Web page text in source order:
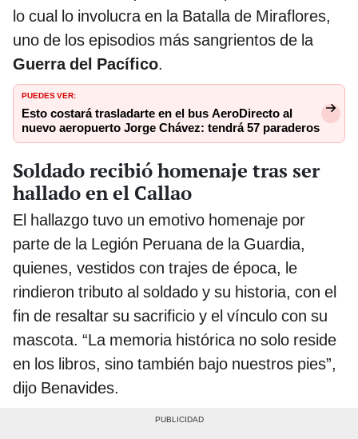
lo cual lo involucra en la Batalla de Miraflores,
uno de los episodios más sangrientos de la
Guerra del Pacífico.
PUEDES VER:
Esto costará trasladarte en el bus AeroDirecto al
nuevo aeropuerto Jorge Chávez: tendrá 57 paraderos
Soldado recibió homenaje tras ser
hallado en el Callao
El hallazgo tuvo un emotivo homenaje por
parte de la Legión Peruana de la Guardia,
quienes, vestidos con trajes de época, le
rindieron tributo al soldado y su historia, con el
fin de resaltar su sacrificio y el vínculo con su
mascota. “La memoria histórica no solo reside
en los libros, sino también bajo nuestros pies”,
dijo Benavides.